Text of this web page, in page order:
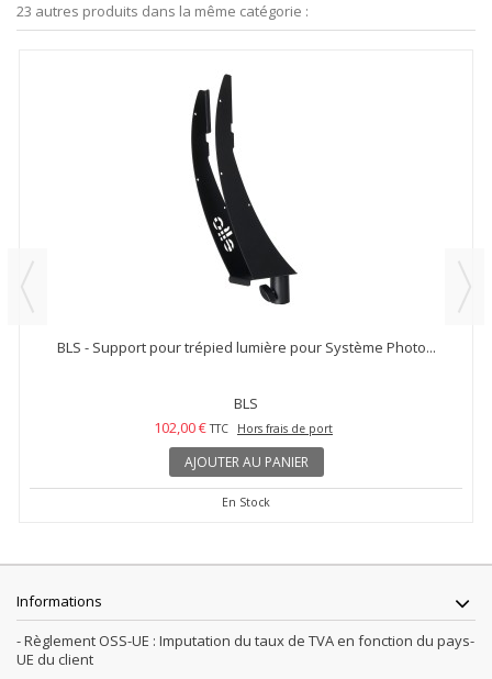
23 autres produits dans la même catégorie :
BLS - Support pour trépied lumière pour Système Photo...
BLS
102,00 € TTC Hors frais de port
AJOUTER AU PANIER
En Stock
Informations
- Règlement OSS-UE : Imputation du taux de TVA en fonction du pays-
UE du client